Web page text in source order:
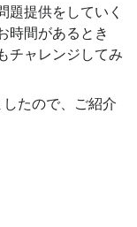
題提供をしていく
時間があるとき
チャレンジしてみ
たので、ご紹介